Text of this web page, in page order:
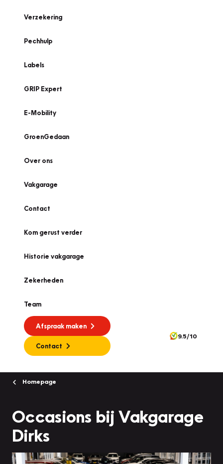
Verzekering
Pechhulp
Labels
GRIP Expert
E-Mobility
GroenGedaan
Over ons
Vakgarage
Contact
Kom gerust verder
Historie vakgarage
Zekerheden
Team
Afspraak maken
Contact
9.5/10
Homepage
Occasions bij Vakgarage
Dirks